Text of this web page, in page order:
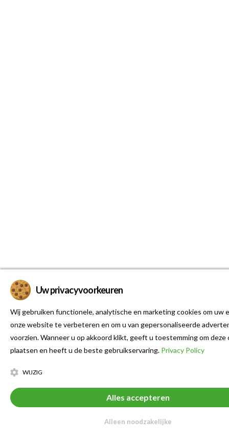
Uw privacyvoorkeuren
Wij gebruiken functionele, analytische en marketing cookies om uw
onze website te verbeteren en om u van gepersonaliseerde
voorzien. Wanneer u op akkoord klikt, geeft u toestemming om deze
plaatsen en heeft u de beste gebruikservaring. Privacy Policy
WIJZIG
Alles accepteren
Alleen noodzakelijke